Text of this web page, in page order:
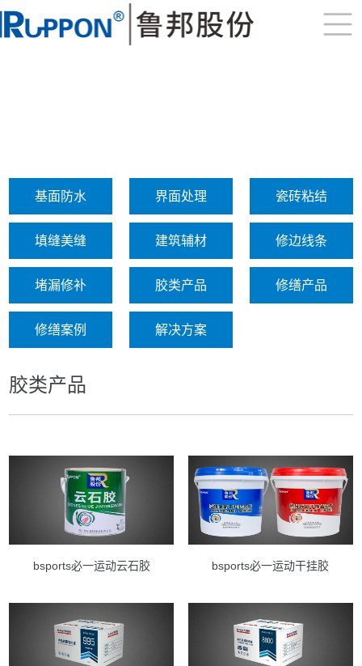
基面防水 界面处理 瓷砖粘结
填缝美缝 建筑辅材 修边线条
堵漏修补 胶类产品 修缮产品
修缮案例 解决方案
胶类产品
bsports必一运动云石胶 bsports必一运动干挂胶